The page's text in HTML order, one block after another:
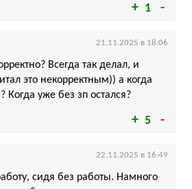
1
5
Всегда так делал, и
это некорректным)) а когда
Когда уже без зп остался?
21.11.2025 в 18:06
сидя без работы. Намного
22.11.2025 в 16:49